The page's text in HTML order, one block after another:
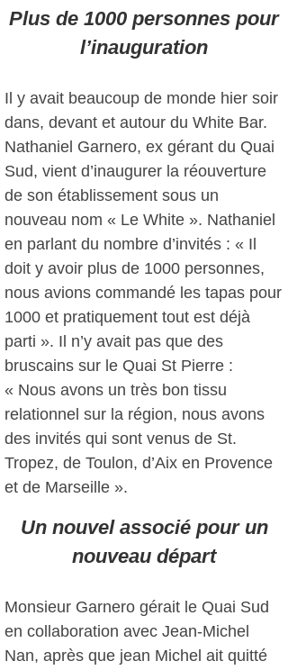
Plus de 1000 personnes pour
l’inauguration
Il y avait beaucoup de monde hier soir
dans, devant et autour du White Bar.
Nathaniel Garnero, ex gérant du Quai
Sud, vient d’inaugurer la réouverture
de son établissement sous un
nouveau nom « Le White ». Nathaniel
en parlant du nombre d’invités : « Il
doit y avoir plus de 1000 personnes,
nous avions commandé les tapas pour
1000 et pratiquement tout est déjà
parti ». Il n’y avait pas que des
bruscains sur le Quai St Pierre :
« Nous avons un très bon tissu
relationnel sur la région, nous avons
des invités qui sont venus de St.
Tropez, de Toulon, d’Aix en Provence
et de Marseille ».
Un nouvel associé pour un
nouveau départ
Monsieur Garnero gérait le Quai Sud
en collaboration avec Jean-Michel
Nan, après que jean Michel ait quitté